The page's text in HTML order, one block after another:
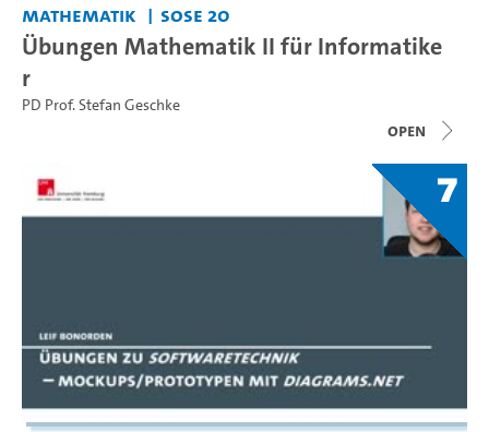
Mathematik SoSe 20
Übungen Mathematik II für Informatike
r
PD Prof. Stefan Geschke
open
7